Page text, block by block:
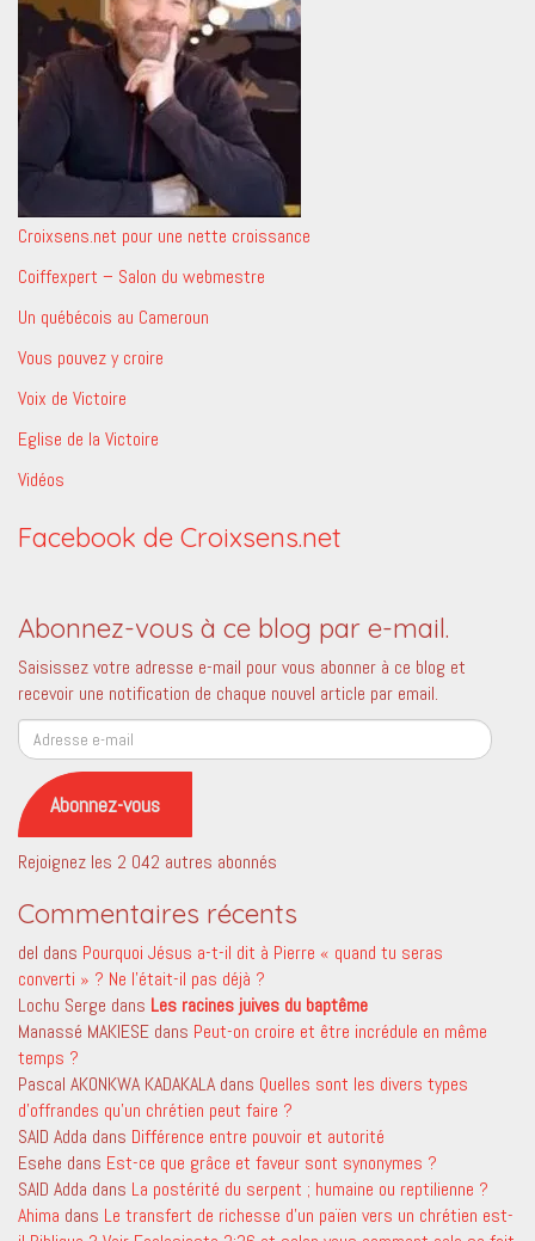
Croixsens.net pour une nette croissance
Coiffexpert – Salon du webmestre
Un québécois au Cameroun
Vous pouvez y croire
Voix de Victoire
Eglise de la Victoire
Vidéos
Facebook de Croixsens.net
Abonnez-vous à ce blog par e-mail.
Saisissez votre adresse e-mail pour vous abonner à ce blog et
recevoir une notification de chaque nouvel article par email.
Adresse
e-
mail
Abonnez-vous
Rejoignez les 2 042 autres abonnés
Commentaires récents
del dans Pourquoi Jésus a-t-il dit à Pierre « quand tu seras
converti » ? Ne l’était-il pas déjà ?
Lochu Serge dans Les racines juives du baptême
Manassé MAKIESE dans Peut-on croire et être incrédule en même
temps ?
Pascal AKONKWA KADAKALA dans Quelles sont les divers types
d’offrandes qu’un chrétien peut faire ?
SAID Adda dans Différence entre pouvoir et autorité
Esehe dans Est-ce que grâce et faveur sont synonymes ?
SAID Adda dans La postérité du serpent ; humaine ou reptilienne ?
Ahima dans Le transfert de richesse d’un païen vers un chrétien est-